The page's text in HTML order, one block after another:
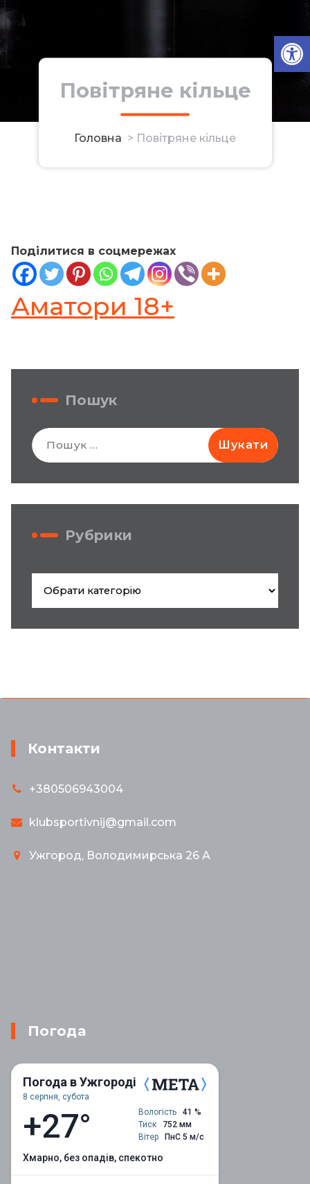
Повітряне кільце
Головна > Повітряне кільце
Поділитися в соцмережах
Аматори 18+
Пошук
Пошук:
Рубрики
Контакти
+380506943004
klubsportivnij@gmail.com
Ужгород, Володимирська 26 А
Погода
Погода в Ужгороді
8 серпня, субота
+27° Вологість
41 %
Тиск
752 мм
Вітер
ПнС 5 м/с
хмарно, без опадів, спекотно